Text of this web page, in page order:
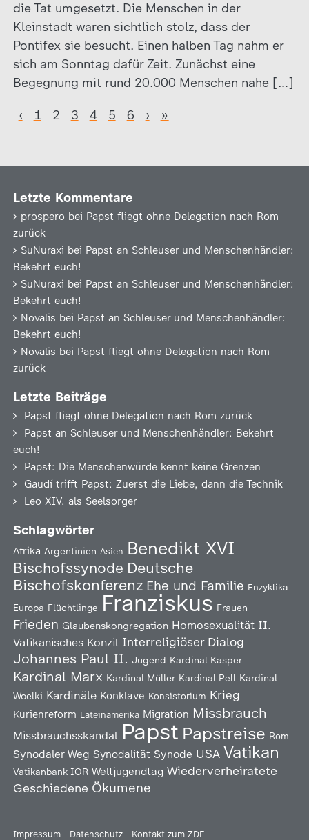
die Tat umgesetzt. Die Menschen in der
Kleinstadt waren sichtlich stolz, dass der
Pontifex sie besucht. Einen halben Tag nahm er
sich am Sonntag dafür Zeit. Zunächst eine
Begegnung mit rund 20.000 Menschen nahe […]
‹ 1 2 3 4 5 6 › »
Letzte Kommentare
prospero bei Papst fliegt ohne Delegation nach Rom
zurück
SuNuraxi bei Papst an Schleuser und Menschenhändler:
Bekehrt euch!
SuNuraxi bei Papst an Schleuser und Menschenhändler:
Bekehrt euch!
Novalis bei Papst an Schleuser und Menschenhändler:
Bekehrt euch!
Novalis bei Papst fliegt ohne Delegation nach Rom
zurück
Letzte Beiträge
Papst fliegt ohne Delegation nach Rom zurück
Papst an Schleuser und Menschenhändler: Bekehrt
euch!
Papst: Die Menschenwürde kennt keine Grenzen
Gaudí trifft Papst: Zuerst die Liebe, dann die Technik
Leo XIV. als Seelsorger
Schlagwörter
Afrika Argentinien Asien Benedikt XVI
Bischofssynode Deutsche
Bischofskonferenz Ehe und Familie Enzyklika
Europa Flüchtlinge Franziskus Frauen
Frieden Glaubenskongregation Homosexualität II.
Vatikanisches Konzil Interreligiöser Dialog
Johannes Paul II. Jugend Kardinal Kasper
Kardinal Marx Kardinal Müller Kardinal Pell Kardinal
Woelki Kardinäle Konklave Konsistorium Krieg
Kurienreform Lateinamerika Migration Missbrauch
Missbrauchsskandal Papst Papstreise Rom
Synodaler Weg Synodalität Synode USA Vatikan
Vatikanbank IOR Weltjugendtag Wiederverheiratete
Geschiedene Ökumene
Impressum Datenschutz Kontakt zum ZDF